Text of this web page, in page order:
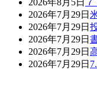
2026年8月5日
2026年7月29日
2026年7月29日
2026年7月29日
2026年7月29日
2026年7月29日